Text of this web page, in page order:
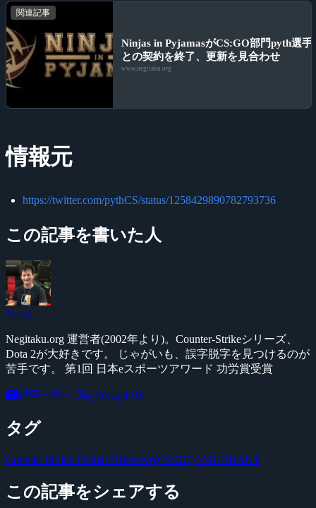
関連記事
Ninjas in PyjamasがCS:GO部門pyth選手
との契約を終了、更新を見合わせ
www.negitaku.org
情報元
https://twitter.com/pythCS/status/1258429890782793736
この記事を書いた人
Yossy
Negitaku.org 運営者(2002年より)。Counter-Strikeシリーズ、
Dota 2が大好きです。 じゃがいも、誤字脱字を見つけるのが
苦手です。 第1回 日本eスポーツアワード 功労賞受賞
記事一覧へ @YossyFPS
タグ
Counter-Strike: Global Offensive(CS:GO) VALORANT
この記事をシェアする